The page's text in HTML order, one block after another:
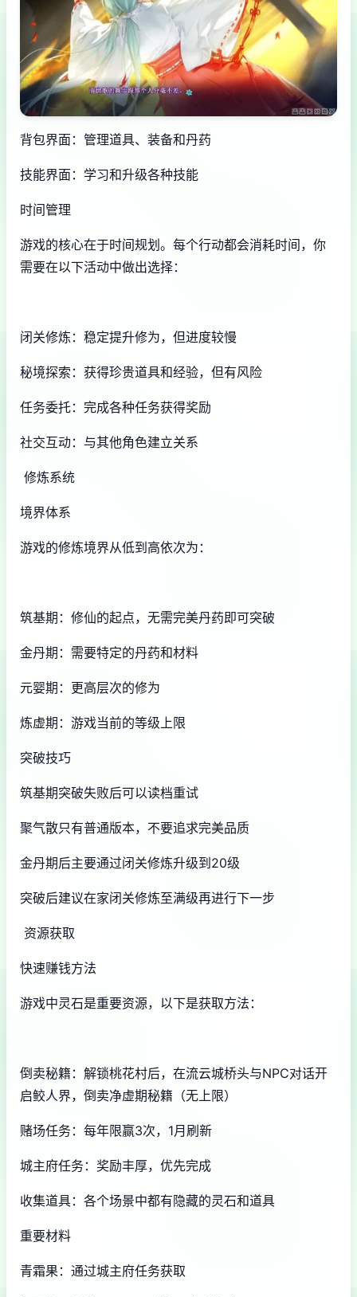
背包界面：管理道具、装备和丹药
技能界面：学习和升级各种技能
时间管理
游戏的核心在于时间规划。每个行动都会消耗时间，你
需要在以下活动中做出选择：
闭关修炼：稳定提升修为，但进度较慢
秘境探索：获得珍贵道具和经验，但有风险
任务委托：完成各种任务获得奖励
社交互动：与其他角色建立关系
修炼系统
境界体系
游戏的修炼境界从低到高依次为：
筑基期：修仙的起点，无需完美丹药即可突破
金丹期：需要特定的丹药和材料
元婴期：更高层次的修为
炼虚期：游戏当前的等级上限
突破技巧
筑基期突破失败后可以读档重试
聚气散只有普通版本，不要追求完美品质
金丹期后主要通过闭关修炼升级到20级
突破后建议在家闭关修炼至满级再进行下一步
资源获取
快速赚钱方法
游戏中灵石是重要资源，以下是获取方法：
倒卖秘籍：解锁桃花村后，在流云城桥头与NPC对话开
启鲛人界，倒卖净虚期秘籍（无上限）
赌场任务：每年限赢3次，1月刷新
城主府任务：奖励丰厚，优先完成
收集道具：各个场景中都有隐藏的灵石和道具
重要材料
青霜果：通过城主府任务获取